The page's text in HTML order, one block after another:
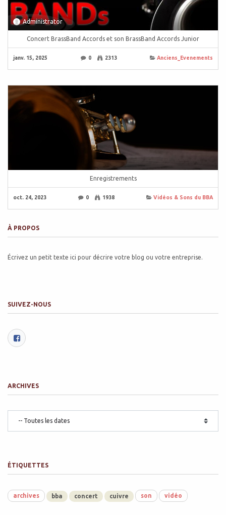
Administrator
Concert BrassBand Accords et son BrassBand Accords Junior
janv. 15, 2025 0 2313 Anciens_Evenements
Enregistrements
oct. 24, 2023 0 1938 Vidéos & Sons du BBA
À PROPOS
Écrivez un petit texte ici pour décrire votre blog ou votre entreprise.
SUIVEZ-NOUS
ARCHIVES
ÉTIQUETTES
archives bba concert cuivre son vidéo